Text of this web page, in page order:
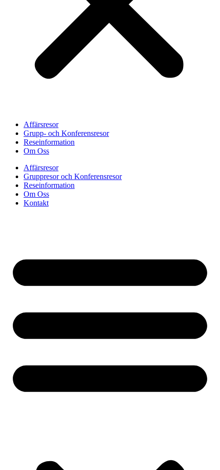
Affärsresor
Grupp- och Konferensresor
Reseinformation
Om Oss
Affärsresor
Gruppresor och Konferensresor
Reseinformation
Om Oss
Kontakt